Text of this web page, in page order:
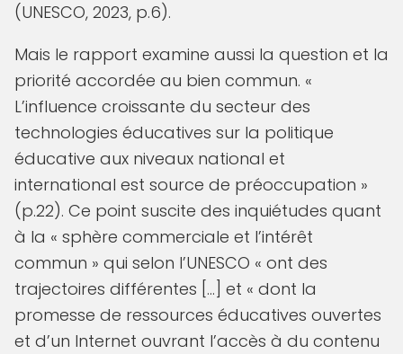
(UNESCO, 2023, p.6).
Mais le rapport examine aussi la question et la
priorité accordée au bien commun. «
L’influence croissante du secteur des
technologies éducatives sur la politique
éducative aux niveaux national et
international est source de préoccupation »
(p.22). Ce point suscite des inquiétudes quant
à la « sphère commerciale et l’intérêt
commun » qui selon l’UNESCO « ont des
trajectoires différentes […] et « dont la
promesse de ressources éducatives ouvertes
et d’un Internet ouvrant l’accès à du contenu